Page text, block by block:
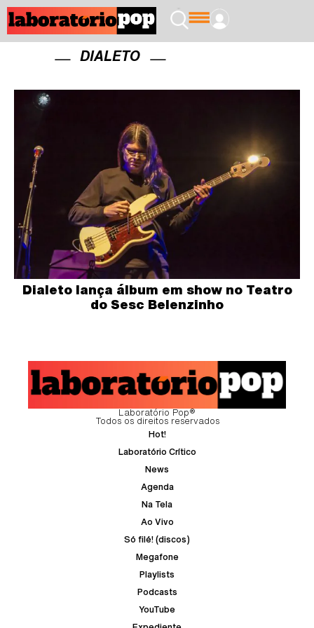
DIALETO
Dialeto lança álbum em show no Teatro
do Sesc Belenzinho
Laboratório Pop®
Todos os direitos reservados
Hot!
Laboratório Crítico
News
Agenda
Na Tela
Ao Vivo
Só filé! (discos)
Megafone
Playlists
Podcasts
YouTube